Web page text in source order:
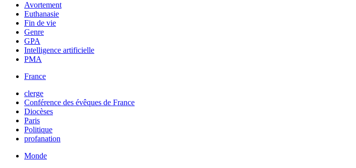
Avortement
Euthanasie
Fin de vie
Genre
GPA
Intelligence artificielle
PMA
France
clerge
Conférence des évêques de France
Diocèses
Paris
Politique
profanation
Monde